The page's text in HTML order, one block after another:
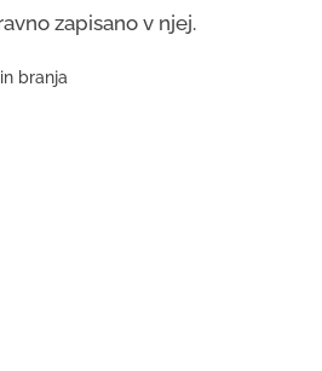
zapisano v njej.
branja